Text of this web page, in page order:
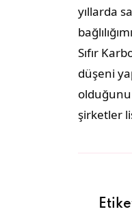
yıllarda
Sıfır
düşeni
olduğunu
şirketler